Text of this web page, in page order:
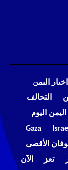
اخبار اليمن
التحالف
اليمن اليوم
Israel
Gaza
الأقصى
تعز
الآن